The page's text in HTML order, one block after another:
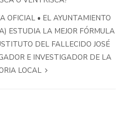
OFICIAL • EL AYUNTAMIENTO
ESTUDIA LA MEJOR FÓRMULA
DEL FALLECIDO JOSÉ
E INVESTIGADOR DE LA
LOCAL